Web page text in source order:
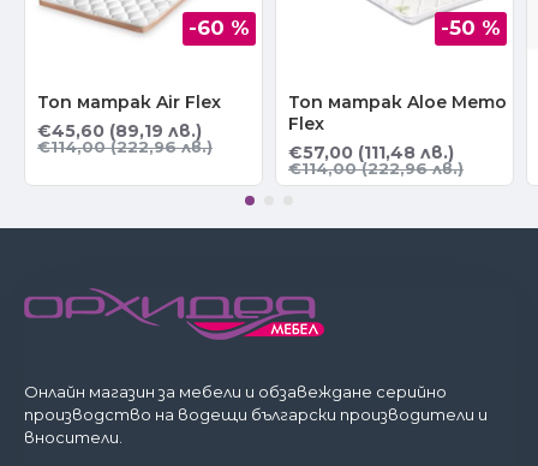
-60 %
Топ матрак Air Flex
€45,60 (89,19 лв.)
€114,00 (222,96 лв.)
-50 %
Топ матрак Aloe Memo
Flex
€57,00 (111,48 лв.)
€114,00 (222,96 лв.)
Онлайн магазин за мебели и обзавеждане серийно
производство на водещи български производители и
вносители.